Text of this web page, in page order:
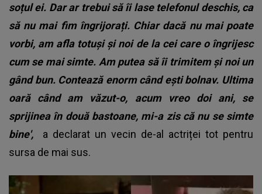
soțul ei. Dar ar trebui să îi lase telefonul deschis, ca
să nu mai fim îngrijorați. Chiar dacă nu mai poate
vorbi, am afla totuși și noi de la cei care o îngrijesc
cum se mai simte. Am putea să îi trimitem și noi un
gând bun. Contează enorm când ești bolnav. Ultima
oară când am văzut-o, acum vreo doi ani, se
sprijinea în două bastoane, mi-a zis că nu se simte
bine',
a declarat un vecin de-al actriței tot pentru
sursa de mai sus.